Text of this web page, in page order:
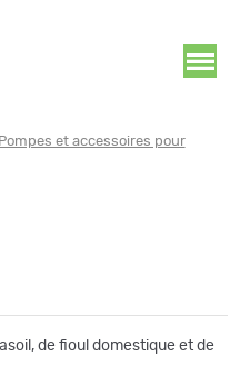
Pompes et accessoires pour
de fioul domestique et de